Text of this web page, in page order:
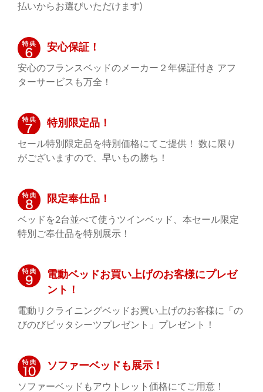
払いからお選びいただけます)
安心保証！
安心のフランスベッドのメーカー２年保証付き アフ
ターサービスも万全！
特別限定品！
セール特別限定品を特別価格にてご提供！ 数に限り
がございますので、早いもの勝ち！
限定奉仕品！
ベッドを2台並べて使うツインベッド、本セール限定
特別ご奉仕品を特別展示！
電動ベッドお買い上げのお客様にプレゼ
ント！
電動リクライニングベッドお買い上げのお客様に「の
びのびピッタシーツプレゼント」プレゼント！
ソファーベッドも展示！
ソファーベッドもアウトレット価格にてご用意！